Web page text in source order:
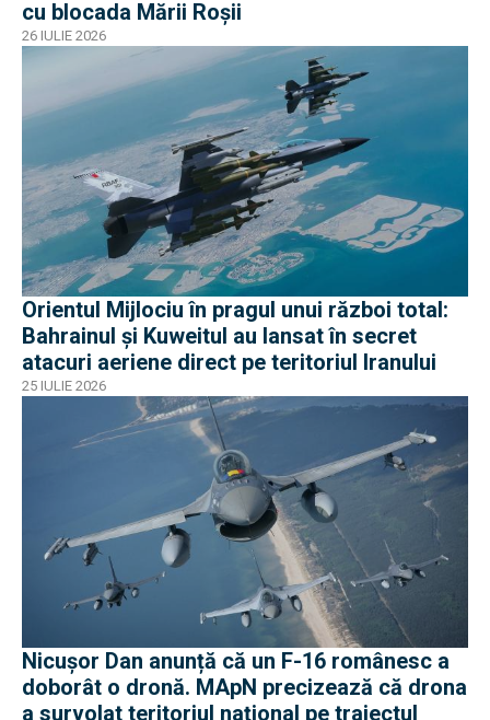
cu blocada Mării Roșii
26 IULIE 2026
Orientul Mijlociu în pragul unui război total:
Bahrainul și Kuweitul au lansat în secret
atacuri aeriene direct pe teritoriul Iranului
25 IULIE 2026
Nicușor Dan anunță că un F-16 românesc a
doborât o dronă. MApN precizează că drona
a survolat teritoriul național pe traiectul